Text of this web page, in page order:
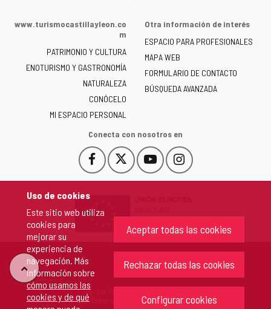
Uso de cookies
Este sitio web utiliza
cookies para
mejorar su
experiencia de
navegación. Más
información sobre
cómo usamos las
cookies y de qué
Aceptar todas las cookies
Rechazar todas las cookies
Configurar cookies
la
de
Castilla
y
León
-
www.turismocastillayleon.co
m
PATRIMONIO Y CULTURA
ENOTURISMO Y GASTRONOMÍA
NATURALEZA
CONÓCELO
MI ESPACIO PERSONAL
Otra información de interés
ESPACIO PARA PROFESIONALES
MAPA WEB
FORMULARIO DE CONTACTO
BÚSQUEDA AVANZADA
Conecta con nosotros en
Facebook
Este
enlace
en
nueva.
Este
enlace
una
ventana
nueva.
YouTube
Este
enlace
una
ventana
nueva.
Instagram
Este
enlace
una
ventana
nueva.
"Volver
arriba"
Copyright 2026 - Junta de Castilla y León
Todos los derechos reservados.